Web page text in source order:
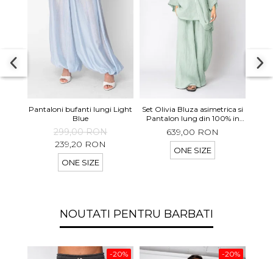
Pantaloni bufanti lungi Light
Blue
299,00 RON
239,20 RON
ONE SIZE
Set Olivia Bluza asimetrica si
Pantalon lung din 100% in
639,00 RON
ONE SIZE
NOUTATI PENTRU BARBATI
-20% -20%